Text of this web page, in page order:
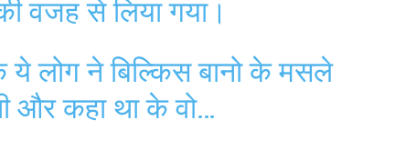
वजह से लिया गया।
ये लोग ने बिल्किस बानो के मसले
और कहा था के वो…